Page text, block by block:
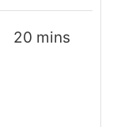
20minutes
mins